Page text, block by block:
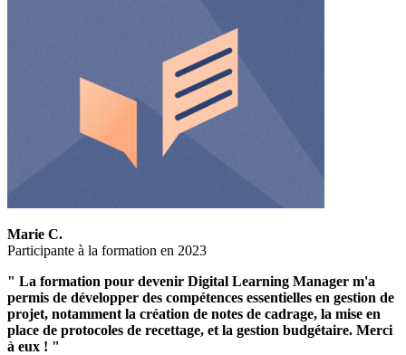
Marie C.
Participante à la formation en 2023
" La formation pour devenir Digital Learning Manager m'a
permis de développer des compétences essentielles en gestion de
projet, notamment la création de notes de cadrage, la mise en
place de protocoles de recettage, et la gestion budgétaire. Merci
à eux ! "